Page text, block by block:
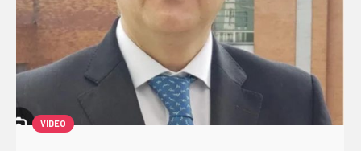
VIDEO